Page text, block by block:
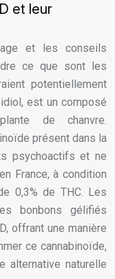
et leur
et les conseils
ce que sont les
potentiellement
est un composé
de chanvre.
présent dans la
psychoactifs et ne
France, à condition
0,3% de THC. Les
bonbons gélifiés
offrant une manière
ce cannabinoïde,
alternative naturelle